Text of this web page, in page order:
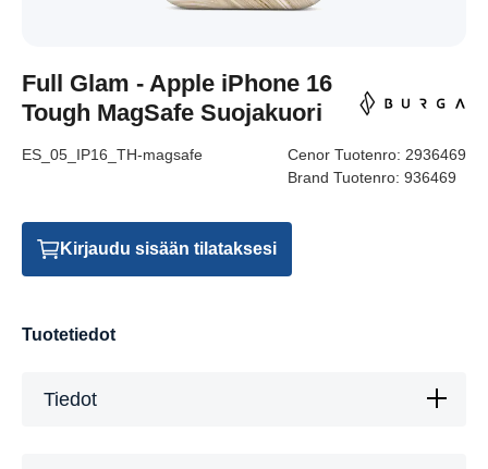
Full Glam - Apple iPhone 16
Tough MagSafe Suojakuori
ES_05_IP16_TH-magsafe Cenor Tuotenro: 2936469
Brand Tuotenro: 936469
Kirjaudu sisään tilataksesi
Tuotetiedot
Tiedot